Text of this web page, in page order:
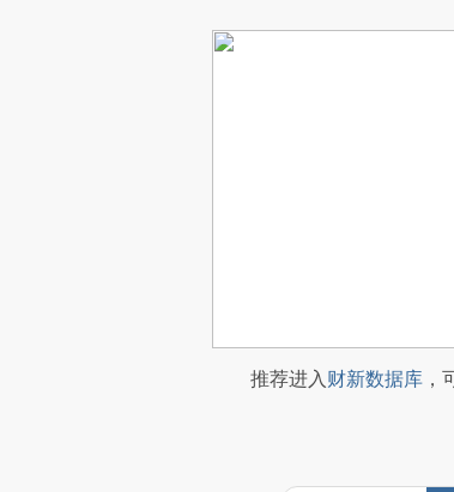
推荐进入财新数据库 ，